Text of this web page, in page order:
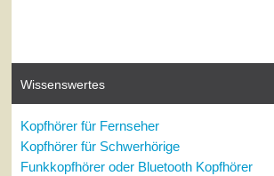
Wissenswertes
Kopfhörer für Fernseher
Kopfhörer für Schwerhörige
Funkkopfhörer oder Bluetooth Kopfhörer